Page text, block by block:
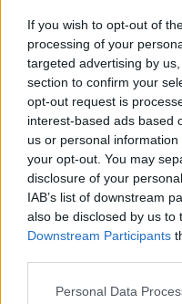
If you wish to opt-out of
processing of your
targeted advertising by
section to confirm your
opt-out request is
interest-based ads based
us or personal
your opt-out. You may
disclosure of your
IAB’s list of downstream
also be disclosed by us to
Downstream Participants
Personal Data
7 mėn. draugiška
vieną išbandymą: